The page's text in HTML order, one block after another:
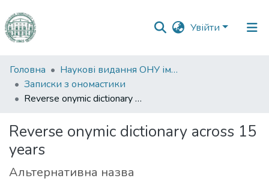
Увійти
Фонди
та
зібрання
Статистика
Головна
Наукові видання ОНУ імені І. І. Мечникова
Записки з ономастики
Reverse onymic dictionary across 15 years
Reverse onymic dictionary across 15
years
Альтернативна назва